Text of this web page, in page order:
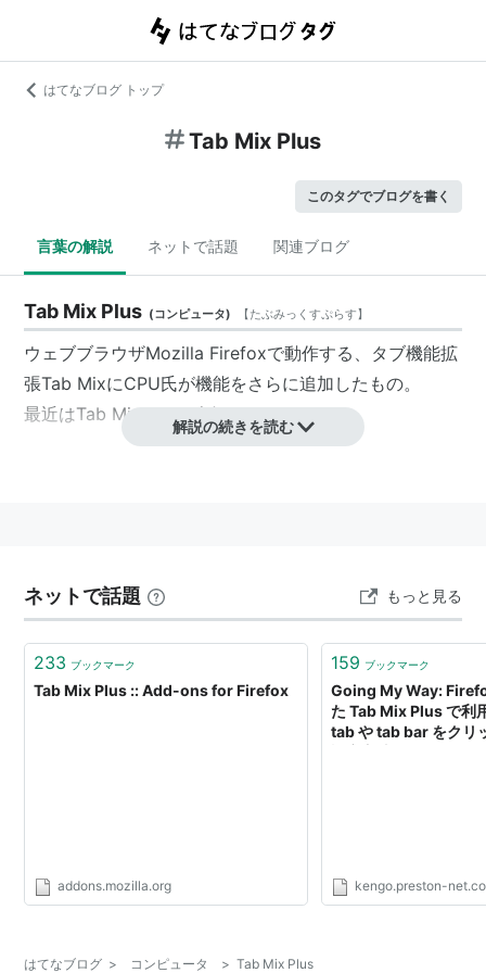
はてなブログ トップ
Tab Mix Plus
このタグでブログを書く
言葉の解説 ネットで話題 関連ブログ
Tab Mix Plus (コンピュータ) 【たぶみっくすぷらす】
ウェブブラウザMozilla Firefoxで動作する、タブ機能拡
張Tab MixにCPU氏が機能をさらに追加したもの。
最近はTab Mixよりも人気。
解説の続きを読む
ネットで話題 もっと見る
233 ブックマーク
Tab Mix Plus :: Add-ons for Firefox
addons.mozilla.org
159 ブックマーク
Going My Way:
た Tab Mix Plus で利
tab や tab bar をクリ
kengo.preston-
はてなブログ > コンピュータ > Tab Mix Plus